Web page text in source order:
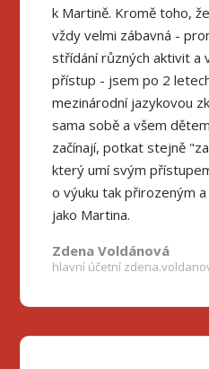
k Martině. Kromě toho,
vždy velmi zábavná -
střídání různých aktivit a
přístup - jsem po 2
mezinárodní jazykovou
sama sobě a všem
začínají, potkat stejně
který umí svým
o výuku tak přirozeným
jako Martina.
Zdena Voldánová
hlavní účetní